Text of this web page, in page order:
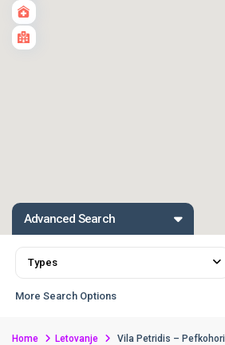
Advanced Search
Types
More Search Options
Home Letovanje Vila Petridis – Pefkohori